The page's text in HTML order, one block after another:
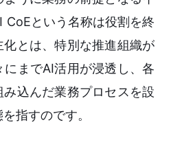
CoEという名称は役割を終
化とは、特別な推進組織が
までAI活用が浸透し、各
込んだ業務プロセスを設
指すのです。